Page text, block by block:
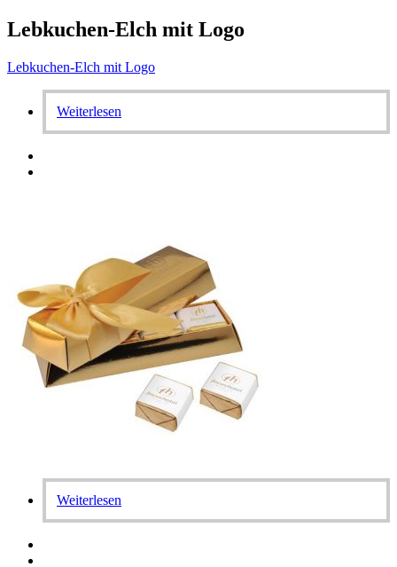
Lebkuchen-Elch mit Logo
Lebkuchen-Elch mit Logo
Weiterlesen
Weiterlesen